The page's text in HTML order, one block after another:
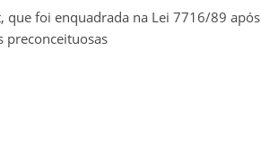
que foi enquadrada na Lei 7716/89 após
preconceituosas